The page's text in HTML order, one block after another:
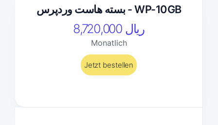
بسته هاست وردپرس - WP-10GB
8,720,000 ریال
Monatlich
Jetzt bestellen